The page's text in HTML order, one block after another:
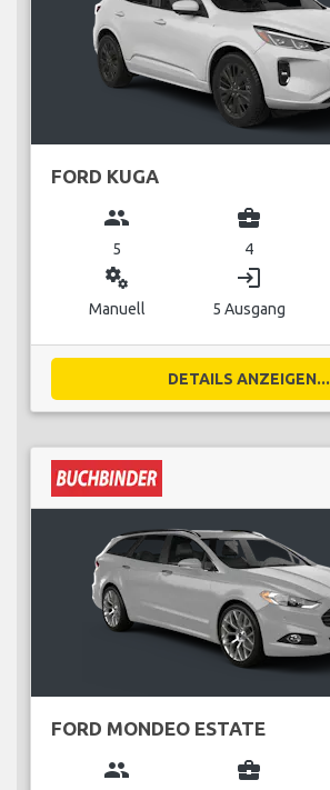
FORD KUGA
group
5
business_center
4
miscellaneous_services
Manuell
login
5 Ausgang
DETAILS ANZEIGEN...
FORD MONDEO ESTATE
group business_center